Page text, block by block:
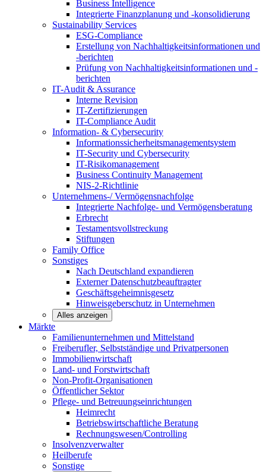
Business Intelligence
Integrierte Finanzplanung und -konsolidierung
Sustainability Services
ESG-Compliance
Erstellung von Nachhaltigkeitsinformationen und
-berichten
Prüfung von Nachhaltigkeitsinformationen und -
berichten
IT-Audit & Assurance
Interne Revision
IT-Zertifizierungen
IT-Compliance Audit
Information- & Cybersecurity
Informationssicherheitsmanagementsystem
IT-Security und Cybersecurity
IT-Risikomanagement
Business Continuity Management
NIS-2-Richtlinie
Unternehmens-/Vermögensnachfolge
Integrierte Nachfolge- und Vermögensberatung
Erbrecht
Testamentsvollstreckung
Stiftungen
Family Office
Sonstiges
Nach Deutschland expandieren
Externer Datenschutzbeauftragter
Geschäftsgeheimnisgesetz
Hinweisgeberschutz in Unternehmen
Alles anzeigen
Märkte
Familienunternehmen und Mittelstand
Freiberufler, Selbstständige und Privatpersonen
Immobilienwirtschaft
Land- und Forstwirtschaft
Non-Profit-Organisationen
Öffentlicher Sektor
Pflege- und Betreuungseinrichtungen
Heimrecht
Betriebswirtschaftliche Beratung
Rechnungswesen/Controlling
Insolvenzverwalter
Heilberufe
Sonstige